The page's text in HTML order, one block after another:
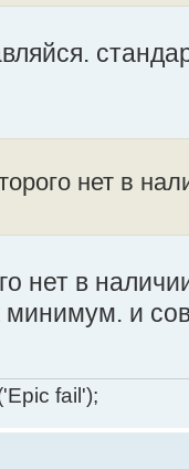
нет в
нет в
минимум. и
fail');